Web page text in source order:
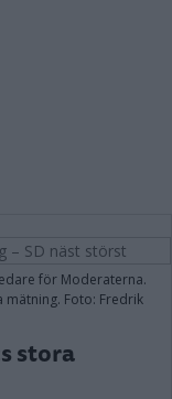
för Moderaterna.
mätning. Foto: Fredrik
stora